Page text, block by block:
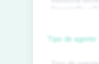
Tipo de agente